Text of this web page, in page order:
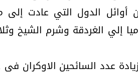
من أوائل الدول التي عادت
إلي الغردقة وشرم الشيخ